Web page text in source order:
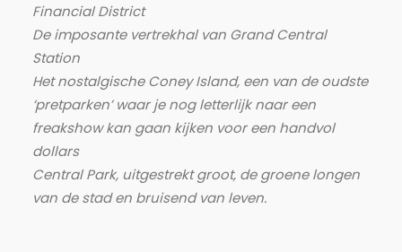
Financial District
De imposante vertrekhal van Grand Central
Station
Het nostalgische Coney Island, een van de oudste
‘pretparken’ waar je nog letterlijk naar een
freakshow kan gaan kijken voor een handvol
dollars
Central Park, uitgestrekt groot, de groene longen
van de stad en bruisend van leven.